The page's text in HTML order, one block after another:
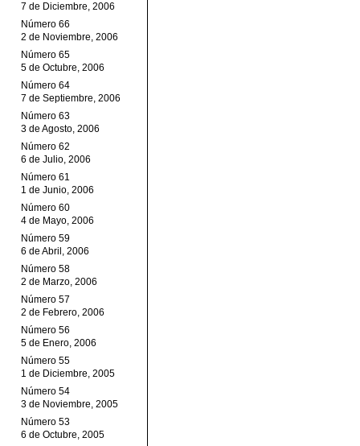
7 de Diciembre, 2006
Número 66
2 de Noviembre, 2006
Número 65
5 de Octubre, 2006
Número 64
7 de Septiembre, 2006
Número 63
3 de Agosto, 2006
Número 62
6 de Julio, 2006
Número 61
1 de Junio, 2006
Número 60
4 de Mayo, 2006
Número 59
6 de Abril, 2006
Número 58
2 de Marzo, 2006
Número 57
2 de Febrero, 2006
Número 56
5 de Enero, 2006
Número 55
1 de Diciembre, 2005
Número 54
3 de Noviembre, 2005
Número 53
6 de Octubre, 2005